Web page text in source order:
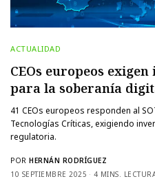
ACTUALIDAD
CEOs europeos
para la soberanía
41 CEOs europeos responden al
Tecnologías Críticas, exigiendo
regulatoria.
POR HERNÁN RODRÍGUEZ
10 SEPTIEMBRE 2025
4 MINS.